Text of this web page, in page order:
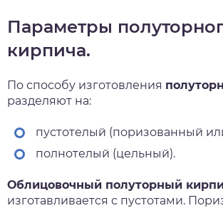
Параметры
кирпича.
По способу изготовления
разделяют на:
пустотелый (поризованный
полнотелый (цельный).
Облицовочный полуторный
изготавливается с пустотами.